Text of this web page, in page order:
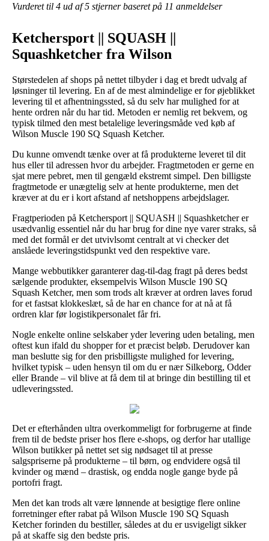
Vurderet til 4 ud af 5 stjerner baseret på 11 anmeldelser
Ketchersport || SQUASH ||
Squashketcher fra Wilson
Størstedelen af shops på nettet tilbyder i dag et bredt udvalg af
løsninger til levering. En af de mest almindelige er for øjeblikket
levering til et afhentningssted, så du selv har mulighed for at
hente ordren når du har tid. Metoden er nemlig ret bekvem, og
typisk tilmed den mest betalelige leveringsmåde ved køb af
Wilson Muscle 190 SQ Squash Ketcher.
Du kunne omvendt tænke over at få produkterne leveret til dit
hus eller til adressen hvor du arbejder. Fragtmetoden er gerne en
sjat mere pebret, men til gengæld ekstremt simpel. Den billigste
fragtmetode er unægtelig selv at hente produkterne, men det
kræver at du er i kort afstand af netshoppens arbejdslager.
Fragtperioden på Ketchersport || SQUASH || Squashketcher er
usædvanlig essentiel når du har brug for dine nye varer straks, så
med det formål er det utvivlsomt centralt at vi checker det
anslåede leveringstidspunkt ved den respektive vare.
Mange webbutikker garanterer dag-til-dag fragt på deres bedst
sælgende produkter, eksempelvis Wilson Muscle 190 SQ
Squash Ketcher, men som trods alt kræver at ordren laves forud
for et fastsat klokkeslæt, så de har en chance for at nå at få
ordren klar før logistikpersonalet får fri.
Nogle enkelte online selskaber yder levering uden betaling, men
oftest kun ifald du shopper for et præcist beløb. Derudover kan
man beslutte sig for den prisbilligste mulighed for levering,
hvilket typisk – uden hensyn til om du er nær Silkeborg, Odder
eller Brande – vil blive at få dem til at bringe din bestilling til et
udleveringssted.
Det er efterhånden ultra overkommeligt for forbrugerne at finde
frem til de bedste priser hos flere e-shops, og derfor har utallige
Wilson butikker på nettet set sig nødsaget til at presse
salgspriserne på produkterne – til børn, og endvidere også til
kvinder og mænd – drastisk, og endda nogle gange byde på
portofri fragt.
Men det kan trods alt være lønnende at besigtige flere online
forretninger efter rabat på Wilson Muscle 190 SQ Squash
Ketcher forinden du bestiller, således at du er usvigeligt sikker
på at skaffe sig den bedste pris.